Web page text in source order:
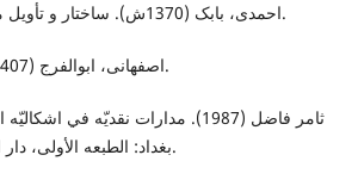
احمدی، بابک (1370ش). ساختار و تأویل متن، تهران: نشر مرکز.
اصفهانى، ابوالفرج (1407ق). الأغاني، دارالفكر.
ثامر فاضل (1987). مدارات نقديّه في
بغداد: الطبعه الأولی، دار الشؤون الثقافيّه العامّه.